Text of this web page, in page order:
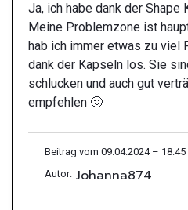
Ja, ich habe dank der Shape
Meine Problemzone ist
hab ich immer etwas zu viel
dank der Kapseln los. Sie
schlucken und auch gut
empfehlen 🙂
Beitrag vom 09.04.2024 – 18:45
Autor: Johanna874